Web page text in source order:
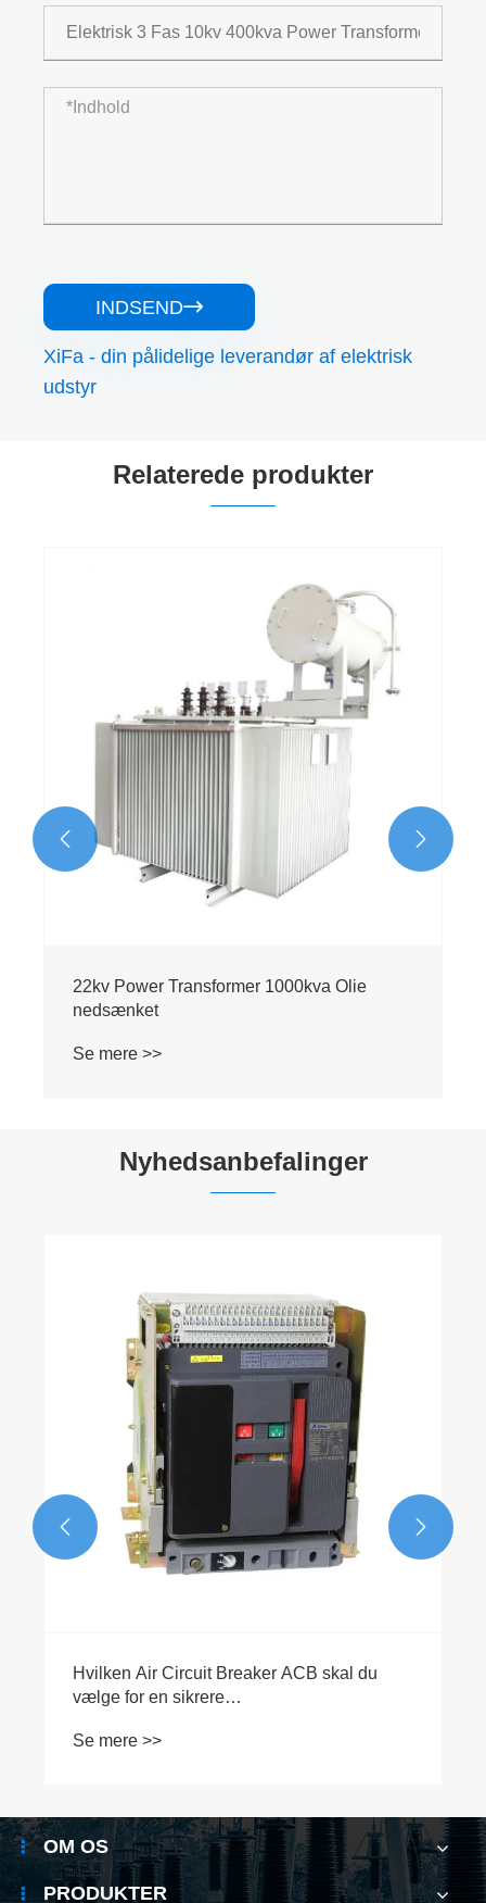
INDSEND
XiFa - din pålidelige leverandør af elektrisk
udstyr
Relaterede produkter
500kva Distribution Electric Power
 
Nyhedsanbefalinger
Hvorfor er en isolatorafbryder afgørende for
sikre og pålidelige elektriske systemer?
Se mere >>
 
OM OS
PRODUKTER